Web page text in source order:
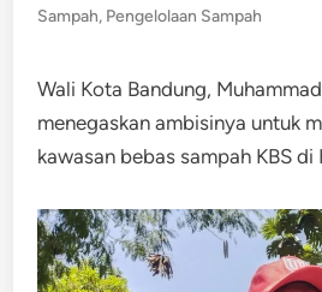
Sampah, Pengelolaan Sampah
Wali Kota Bandung,
menegaskan ambisinya untuk
kawasan bebas sampah KBS di